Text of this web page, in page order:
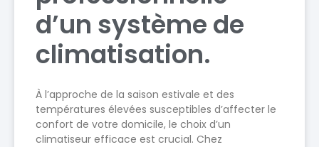
d’un système de
climatisation.
À l’approche de la saison estivale et des
températures élevées susceptibles d’affecter le
confort de votre domicile, le choix d’un
climatiseur efficace est crucial. Chez